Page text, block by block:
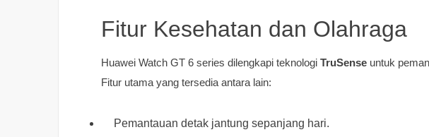
Fitur Kesehatan dan Olahraga
Huawei Watch GT 6 series dilengkapi teknologi TruSense untuk
Fitur utama yang tersedia antara lain:
Pemantauan detak jantung sepanjang hari.